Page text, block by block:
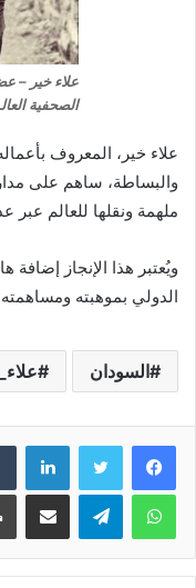
علاء خير –
الصحفية
علاء خير، المعروف
والبساطة، ساهم على
ملهمة ونقلها للعالم عبر
ويُعتبر هذا الإنجاز إضافة
الدولي بموهبته
السودان
فيسبوك تويتر
واتساب تيلقرام مشاركة عبر